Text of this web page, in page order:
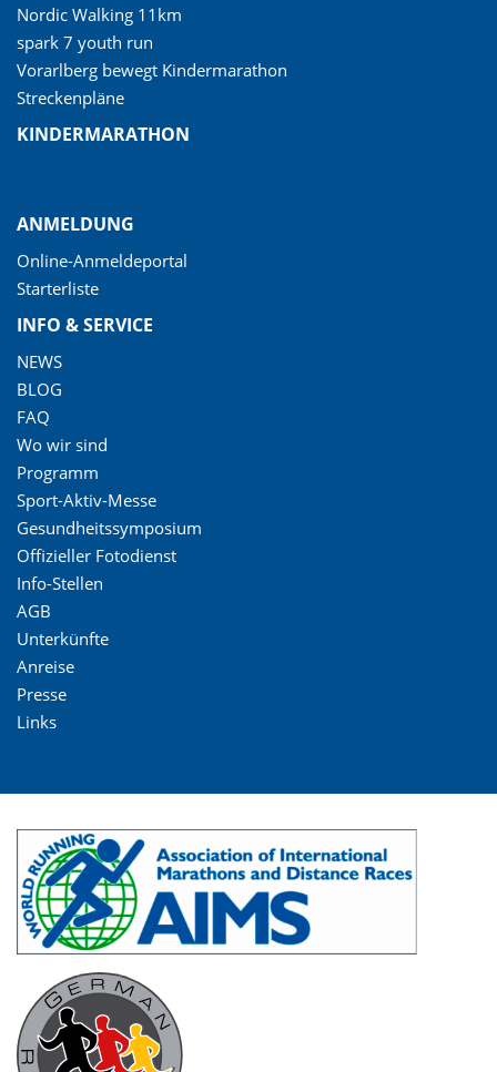
Nordic Walking 11km
spark 7 youth run
Vorarlberg bewegt Kindermarathon
Streckenpläne
KINDERMARATHON
ANMELDUNG
Online-Anmeldeportal
Starterliste
INFO & SERVICE
NEWS
BLOG
FAQ
Wo wir sind
Programm
Sport-Aktiv-Messe
Gesundheitssymposium
Offizieller Fotodienst
Info-Stellen
AGB
Unterkünfte
Anreise
Presse
Links